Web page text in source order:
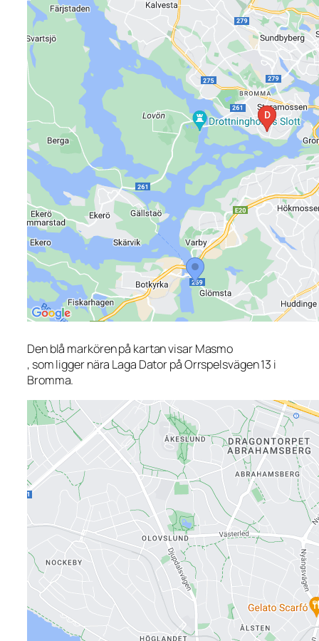
Den blå markören på kartan visar Masmo
, som ligger nära Laga Dator på Orrspelsvägen 13 i
Bromma.